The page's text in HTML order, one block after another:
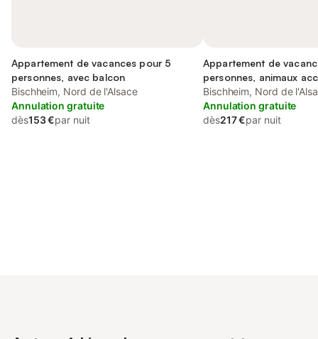
Appartement de vacances pour 5
personnes, avec balcon
Bischheim, Nord de l'Alsace
Annulation gratuite
dès153 €par nuit
Appartement de
personnes, animaux
Bischheim, Nord de
Annulation gratuite
dès217 €par nuit